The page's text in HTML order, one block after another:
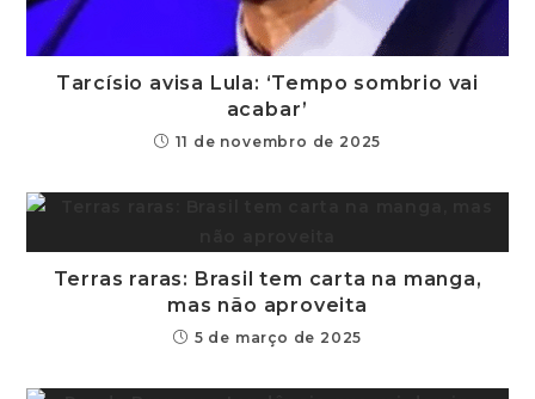
Tarcísio avisa Lula: ‘Tempo sombrio vai
acabar’
11 de novembro de 2025
Terras raras: Brasil tem carta na manga,
mas não aproveita
5 de março de 2025